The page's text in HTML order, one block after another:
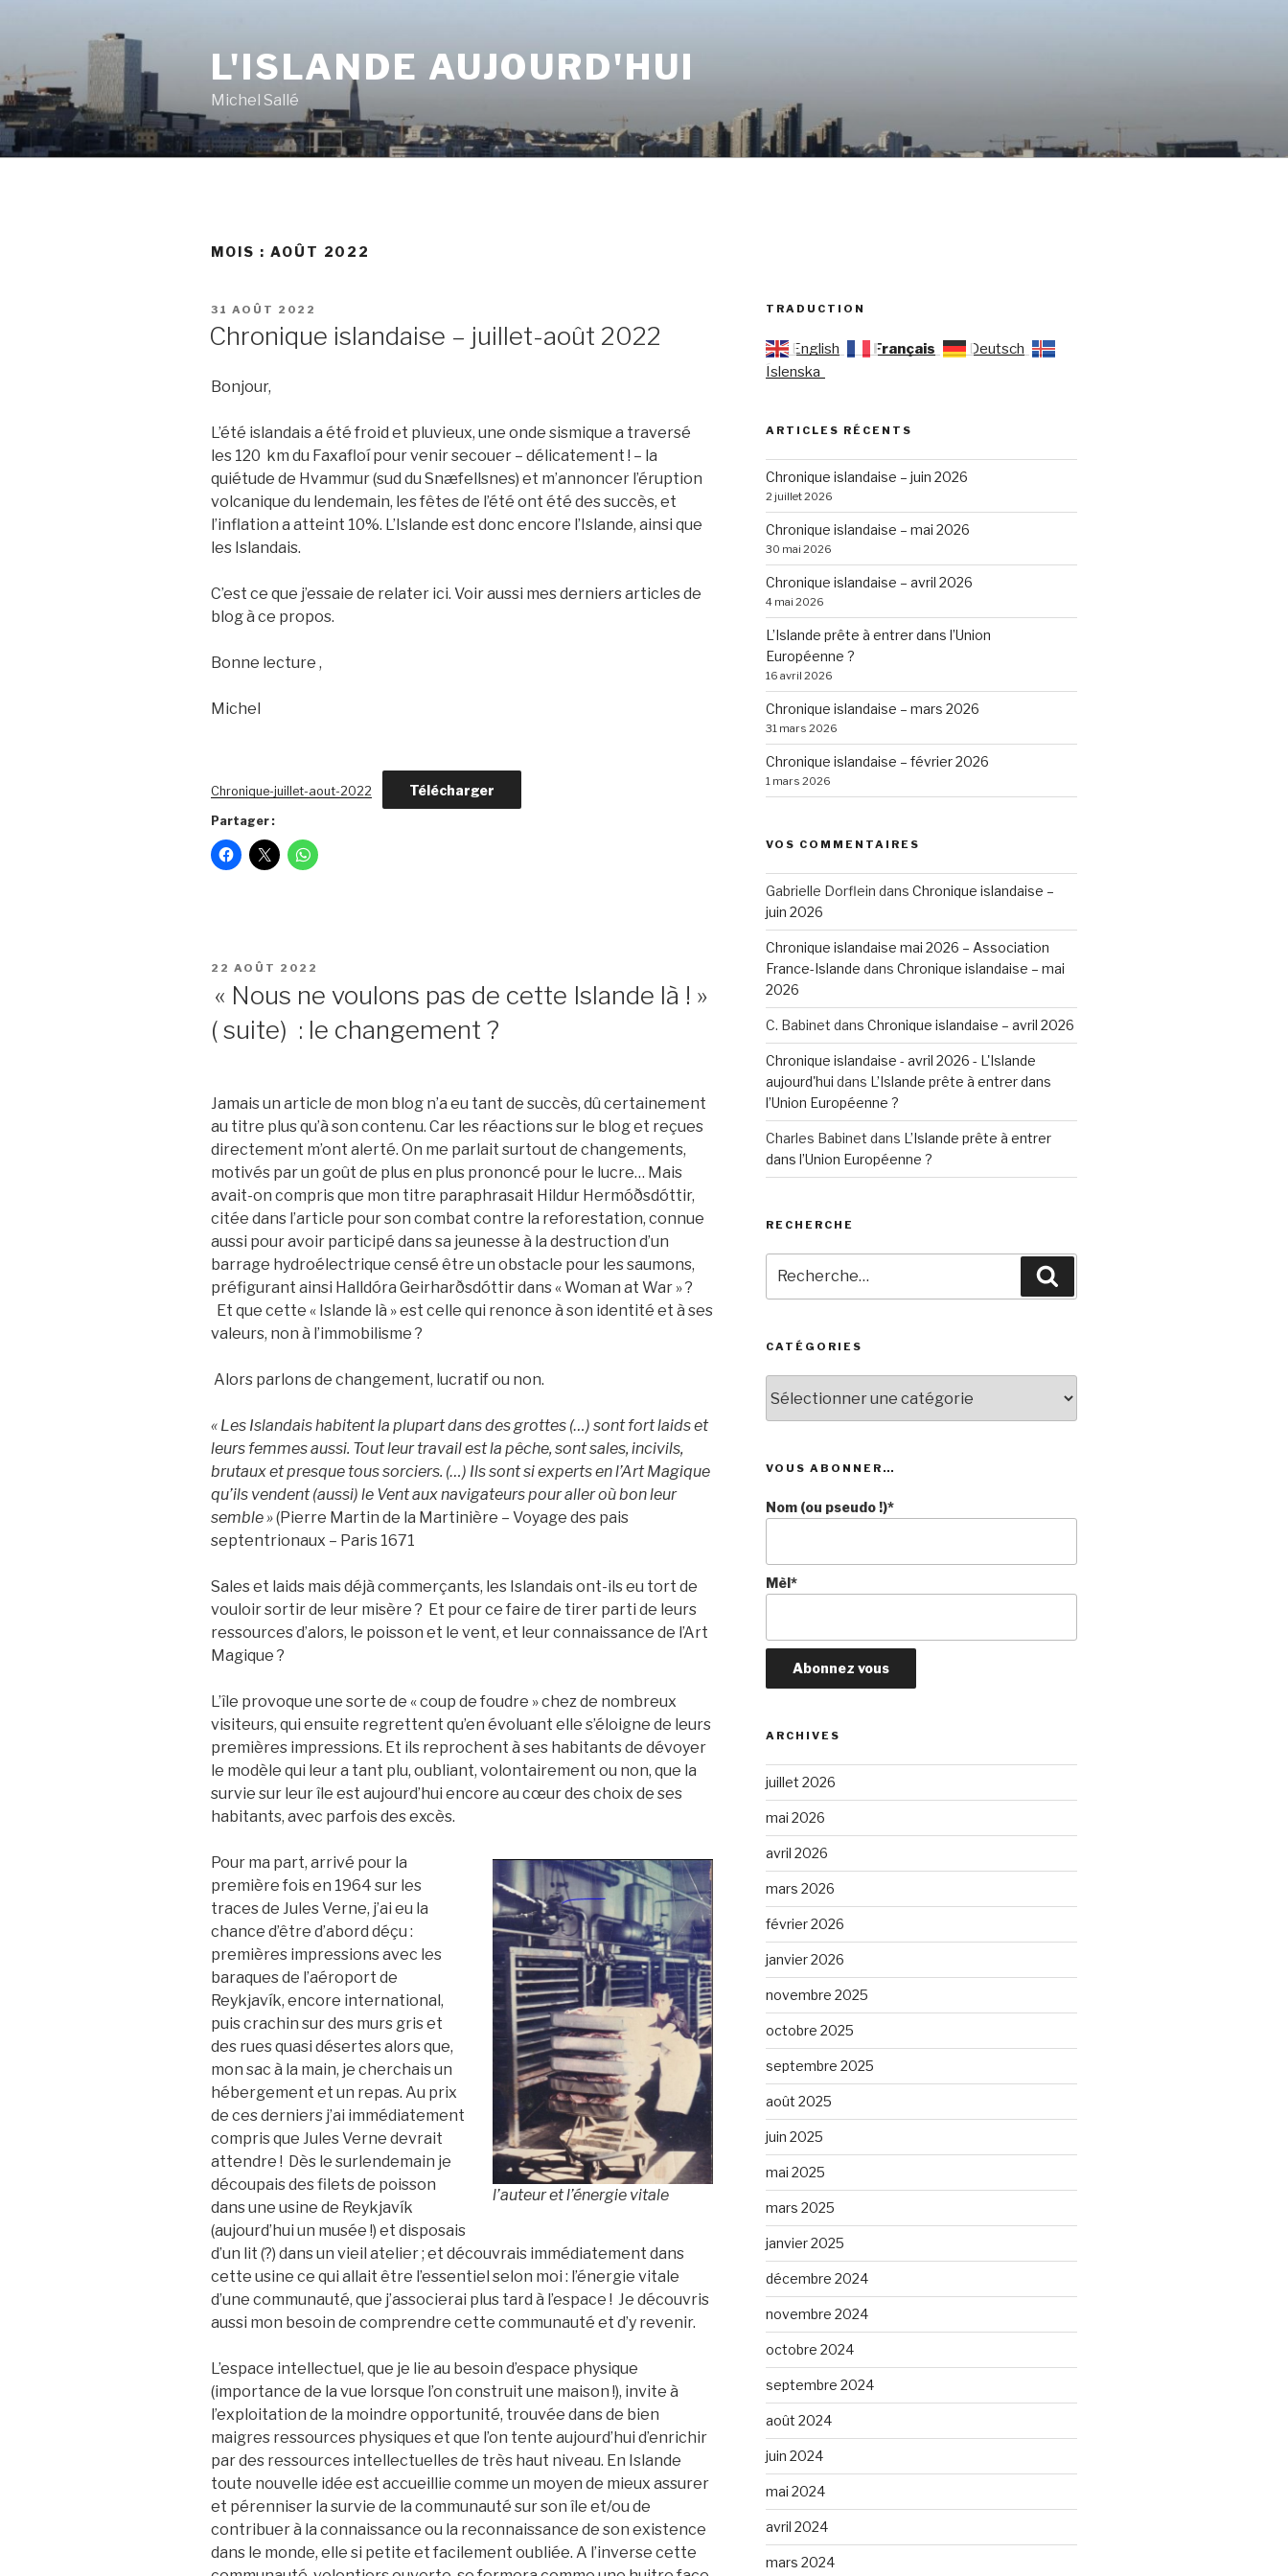
principal
L'ISLANDE AUJOURD'HUI
Michel Sallé
MOIS : AOÛT 2022
PUBLIÉ
31 AOÛT 2022
Chronique islandaise – juillet-août 2022
Bonjour,
L’été islandais a été froid et pluvieux, une onde sismique a traversé
les 120 km du Faxafloí pour venir secouer – délicatement ! – la
quiétude de Hvammur (sud du Snæfellsnes) et m’annoncer l’éruption
volcanique du lendemain, les fêtes de l’été ont été des succès, et
l’inflation a atteint 10%. L’Islande est donc encore l’Islande, ainsi que
les Islandais.
C’est ce que j’essaie de relater ici. Voir aussi mes derniers articles de
blog à ce propos.
Bonne lecture ,
Michel
Chronique-juillet-aout-2022 Télécharger
Partager :
PUBLIÉ
22 AOÛT 2022
« Nous ne voulons pas de cette Islande là ! »
( suite) : le changement ?
Jamais un article de mon blog n’a eu tant de succès, dû certainement
au titre plus qu’à son contenu. Car les réactions sur le blog et reçues
directement m’ont alerté. On me parlait surtout de changements,
motivés par un goût de plus en plus prononcé pour le lucre… Mais
avait-on compris que mon titre paraphrasait Hildur Hermóðsdóttir,
citée dans l’article pour son combat contre la reforestation, connue
aussi pour avoir participé dans sa jeunesse à la destruction d’un
barrage hydroélectrique censé être un obstacle pour les saumons,
préfigurant ainsi Halldóra Geirharðsdóttir dans « Woman at War » ?
Et que cette « Islande là » est celle qui renonce à son identité et à ses
valeurs, non à l’immobilisme ?
Alors parlons de changement, lucratif ou non.
« Les Islandais habitent la plupart dans des grottes (…) sont fort laids et
leurs femmes aussi. Tout leur travail est la pêche, sont sales, incivils,
brutaux et presque tous sorciers. (…) Ils sont si experts en l’Art Magique
qu’ils vendent (aussi) le Vent aux navigateurs pour aller où bon leur
semble »(Pierre Martin de la Martinière – Voyage des pais
septentrionaux – Paris 1671
Sales et laids mais déjà commerçants, les Islandais ont-ils eu tort de
vouloir sortir de leur misère ? Et pour ce faire de tirer parti de leurs
ressources d’alors, le poisson et le vent, et leur connaissance de l’Art
Magique ?
L’île provoque une sorte de « coup de foudre » chez de nombreux
visiteurs, qui ensuite regrettent qu’en évoluant elle s’éloigne de leurs
premières impressions. Et ils reprochent à ses habitants de dévoyer
le modèle qui leur a tant plu, oubliant, volontairement ou non, que la
survie sur leur île est aujourd’hui encore au cœur des choix de ses
habitants, avec parfois des excès.
l’auteur et l’énergie vitale
Pour ma part, arrivé pour la
première fois en 1964 sur les
traces de Jules Verne, j’ai eu la
chance d’être d’abord déçu :
premières impressions avec les
baraques de l’aéroport de
Reykjavík, encore international,
puis crachin sur des murs gris et
des rues quasi désertes alors que,
mon sac à la main, je cherchais un
hébergement et un repas. Au prix
de ces derniers j’ai immédiatement
compris que Jules Verne devrait
attendre ! Dès le surlendemain je
découpais des filets de poisson
dans une usine de Reykjavík
(aujourd’hui un musée !) et disposais
d’un lit (?) dans un vieil atelier ; et découvrais immédiatement dans
cette usine ce qui allait être l’essentiel selon moi : l’énergie vitale
d’une communauté, que j’associerai plus tard à l’espace ! Je découvris
aussi mon besoin de comprendre cette communauté et d’y revenir.
L’espace intellectuel, que je lie au besoin d’espace physique
(importance de la vue lorsque l’on construit une maison !), invite à
l’exploitation de la moindre opportunité, trouvée dans de bien
maigres ressources physiques et que l’on tente aujourd’hui d’enrichir
par des ressources intellectuelles de très haut niveau. En Islande
toute nouvelle idée est accueillie comme un moyen de mieux assurer
et pérenniser la survie de la communauté sur son île et/ou de
contribuer à la connaissance ou la reconnaissance de son existence
dans le monde, elle si petite et facilement oubliée. A l’inverse cette
TRADUCTION
English Français
Deutsch
Íslenska
ARTICLES RÉCENTS
Chronique islandaise – juin 2026
2 juillet 2026
Chronique islandaise – mai 2026
30 mai 2026
Chronique islandaise – avril 2026
4 mai 2026
L’Islande prête à entrer dans l’Union
Européenne ?
16 avril 2026
Chronique islandaise – mars 2026
31 mars 2026
Chronique islandaise – février 2026
1 mars 2026
VOS COMMENTAIRES
Gabrielle Dorflein dans Chronique islandaise –
juin 2026
Chronique islandaise mai 2026 – Association
France-Islande dans Chronique islandaise – mai
2026
C. Babinet dans Chronique islandaise – avril 2026
Chronique islandaise - avril 2026 - L'Islande
aujourd'hui dans L’Islande prête à entrer dans
l’Union Européenne ?
Charles Babinet dans L’Islande prête à entrer
dans l’Union Européenne ?
RECHERCHE
pour
:
CATÉGORIES
VOUS ABONNER…
Nom (ou pseudo !)*
Mèl*
ARCHIVES
juillet 2026
mai 2026
avril 2026
mars 2026
février 2026
janvier 2026
novembre 2025
octobre 2025
septembre 2025
août 2025
juin 2025
mai 2025
mars 2025
janvier 2025
décembre 2024
novembre 2024
octobre 2024
septembre 2024
août 2024
juin 2024
mai 2024
avril 2024
mars 2024